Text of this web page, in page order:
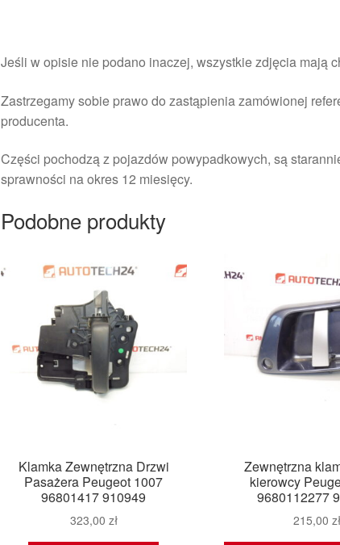
Jeśli w opisie nie podano inaczej, wszystkie zdjęcia mają
Zastrzegamy sobie prawo do zastąpienia zamówionej
producenta.
Części pochodzą z pojazdów powypadkowych, są
sprawności na okres 12 miesięcy.
Podobne produkty
Klamka Zewnętrzna Drzwi
Pasażera Peugeot 1007
96801417 910949
323,00 zł
Zewnętrzna
kierowcy
9680112277
215,00zł